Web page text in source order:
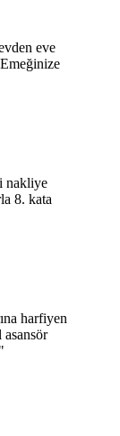
eve
nakliye
8. kata
harfiyen
asansör
"